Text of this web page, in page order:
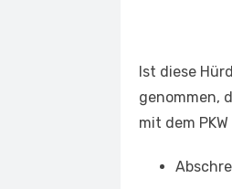
Ist diese
genommen,
mit dem